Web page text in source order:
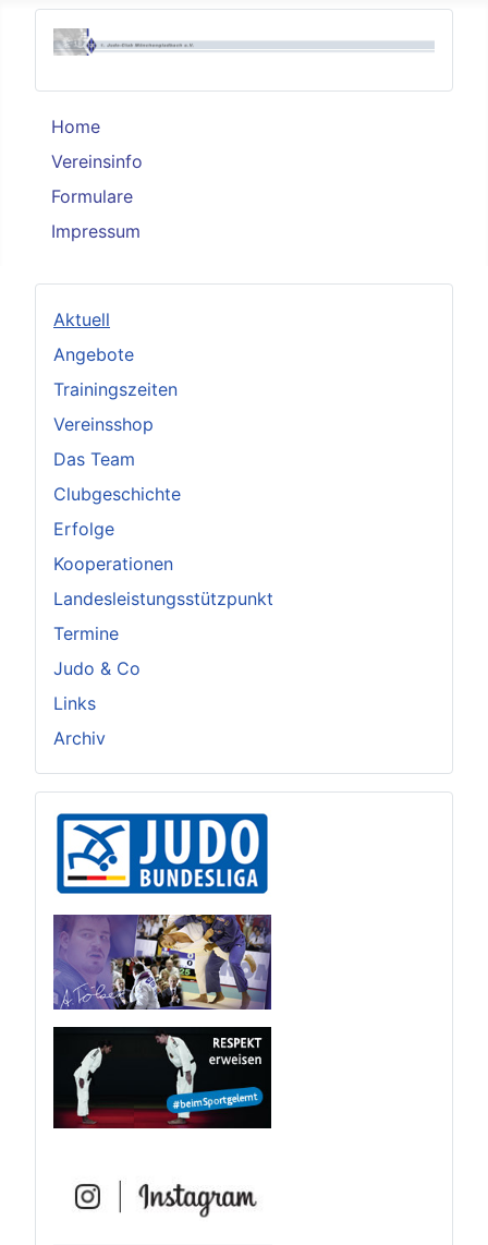
Home
Vereinsinfo
Formulare
Impressum
Aktuell
Angebote
Trainingszeiten
Vereinsshop
Das Team
Clubgeschichte
Erfolge
Kooperationen
Landesleistungsstützpunkt
Termine
Judo & Co
Links
Archiv